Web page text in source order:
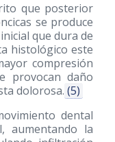
que posterior
se produce
que dura de
histológico este
compresión
provocan daño
dolorosa. (5)
dental
aumentando la